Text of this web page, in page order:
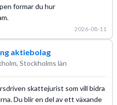
formar du hur
2026-08-11
aktiebolag
Stockholms län
skattejurist som vill bidra
Du blir en del av ett växande